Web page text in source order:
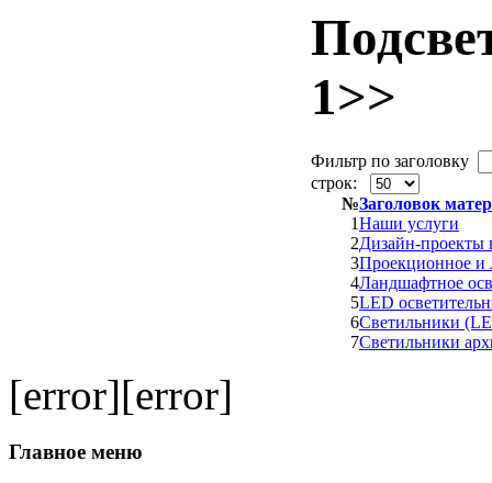
1>>
Фильтр по заголовку
строк:
№Заголовок
1Наши услуги
2Дизайн-проекты
3Проекционное и
4Ландшафтное
5LED
6Светильники
7Светильники
[error][error]
Главное меню